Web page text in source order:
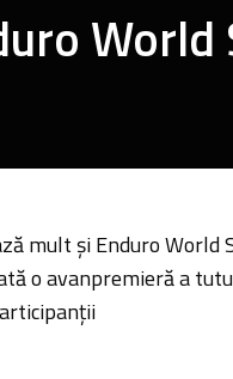
mult şi Enduro World
o avanpremieră a